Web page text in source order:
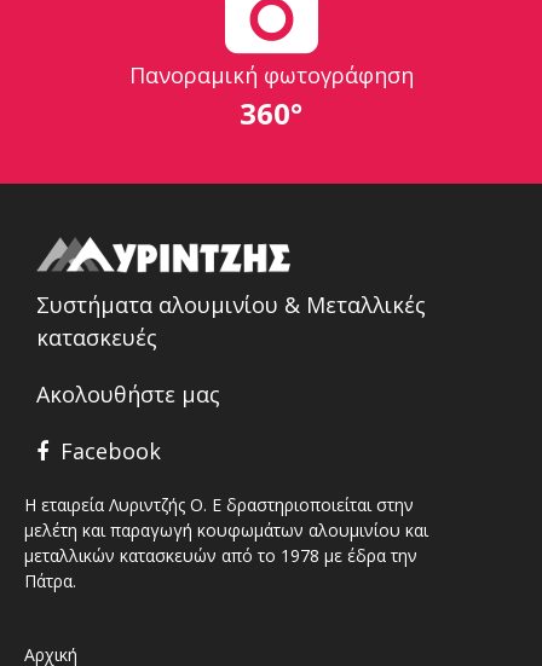
Πανοραμική φωτογράφηση
360°
Συστήματα αλουμινίου & Μεταλλικές
κατασκευές
Ακολουθήστε μας
Facebook
Η εταιρεία Λυριντζής Ο. Ε δραστηριοποιείται στην
μελέτη και παραγωγή κουφωμάτων αλουμινίου και
μεταλλικών κατασκευών από το 1978 με έδρα την
Πάτρα.
Αρχική